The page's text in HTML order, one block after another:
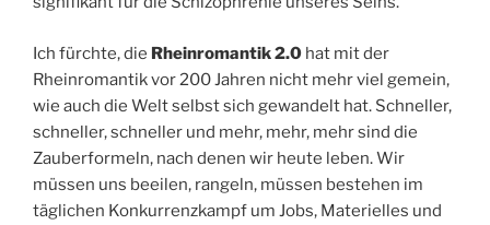
Ich fürchte, die Rheinromantik 2.0 hat mit der
Rheinromantik vor 200 Jahren nicht mehr viel gemein,
wie auch die Welt selbst sich gewandelt hat. Schneller,
schneller, schneller und mehr, mehr, mehr sind die
Zauberformeln, nach denen wir heute leben. Wir
müssen uns beeilen, rangeln, müssen bestehen im
täglichen Konkurrenzkampf um Jobs, Materielles und